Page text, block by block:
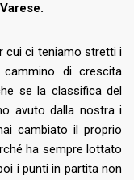
cui ci teniamo stretti i
di crescita
se la classifica del
avuto dalla nostra i
cambiato il proprio
ha sempre lottato
i punti in partita non